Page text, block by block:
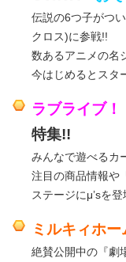
伝説の6つ子がつ
クロス)に参戦!!
数あるアニメの名
今はじめるとスタ
ラブライブ
特集!!
みんなで遊べるカ
注目の商品情報や
ステージにμ’sを
ミルキィホー
絶賛公開中の『劇